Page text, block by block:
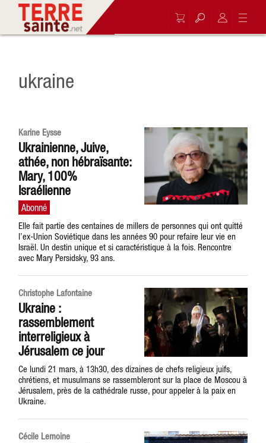
ukraine
Karine Eysse
Ukrainienne, Juive,
athée, non hébraïsante:
Mary, 100%
Israélienne
Elle fait partie des centaines de millers de personnes qui ont quitté
l’ex-Union Soviétique dans les années 90 pour refaire leur vie en
Israël. Un destin unique et si caractéristique à la fois. Rencontre
avec Mary Persidsky, 93 ans.
Christophe Lafontaine
Ukraine :
rassemblement
interreligieux à
Jérusalem ce jour
Ce lundi 21 mars, à 13h30, des dizaines de chefs religieux juifs,
chrétiens, et musulmans se rassembleront sur la place de Moscou à
Jérusalem, près de la cathédrale russe, pour appeler à la paix en
Ukraine.
Cécile Lemoine